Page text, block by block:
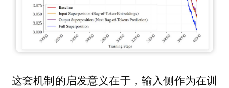
这套机制的启发意义在于，输入侧作为在训